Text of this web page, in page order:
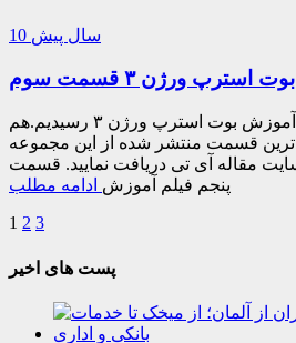
10 سال پیش
ورژن ۳ قسمت سوم
به بخش سوم مجموعه آموزش بوت استرپ ورژن ۳ رسیدیم.هم
قسمت منتشر شده از این مجموعه
مقاله آی تی دریافت نمایید. قسمت
پنجم فیلم آموزش ادامه مطلب
1 2 3
پست های اخیر